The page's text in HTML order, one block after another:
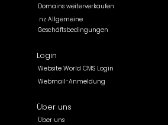
Domains weiterverkaufen
.nz Allgemeine
Geschäftsbedingungen
Login
Website World CMS Login
Webmail-Anmeldung
Über uns
Über uns